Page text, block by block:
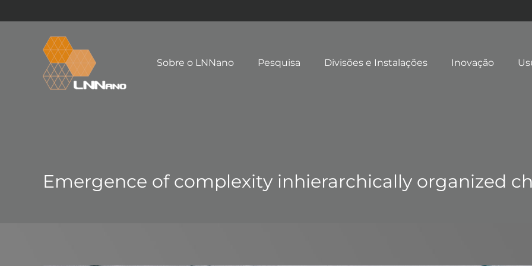
Sobre o LNNano Pesquisa Divisões e Instalações Inovação
Emergence of complexity inhierarchically organized